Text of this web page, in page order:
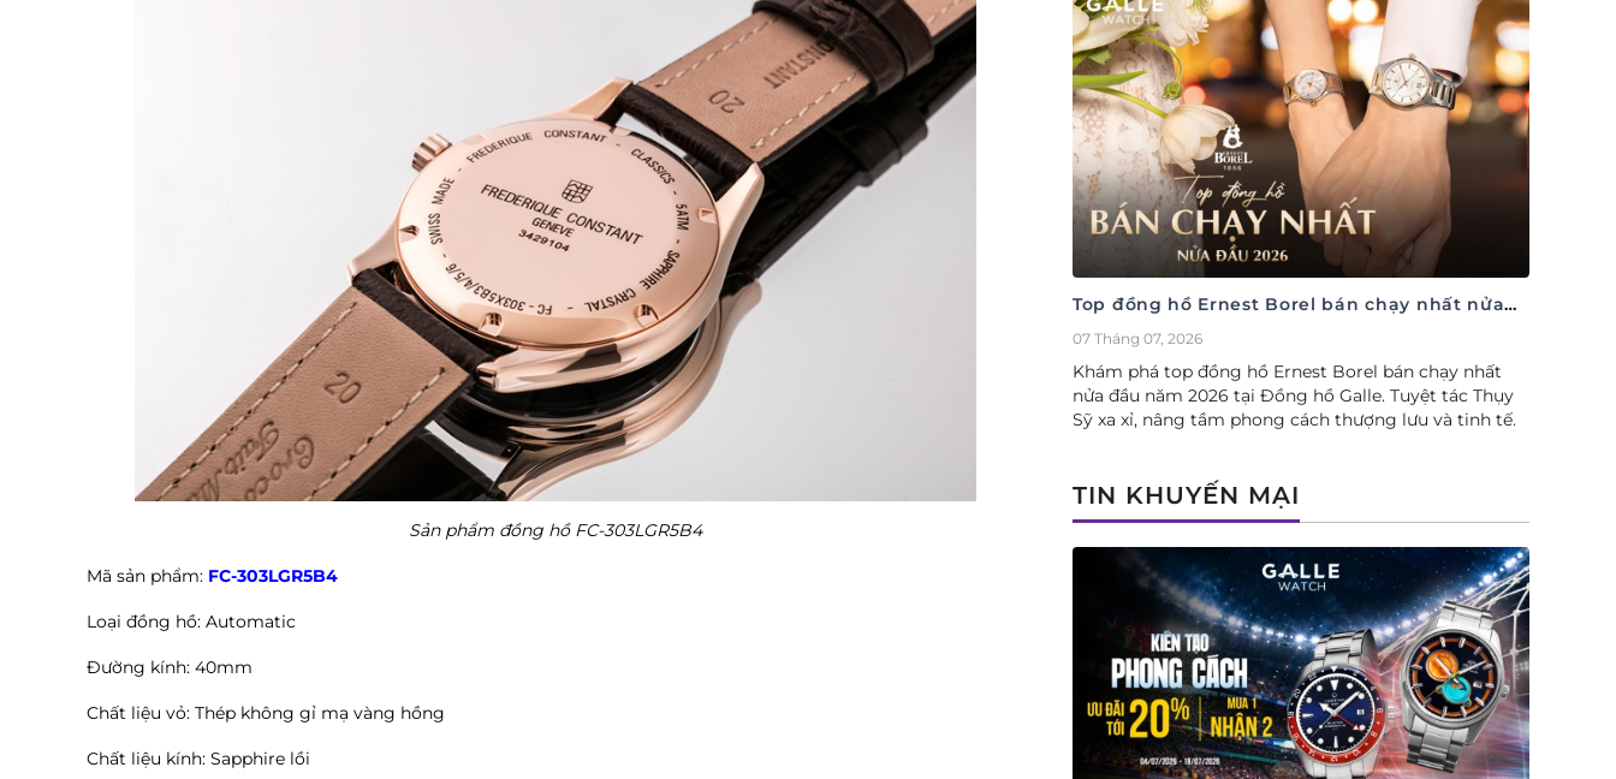
Sản phẩm đồng hồ FC-303LGR5B4
Mã sản phẩm: FC-303LGR5B4
Loại đồng hồ: Automatic
Đường kính: 40mm
Chất liệu vỏ: Thép không gỉ mạ vàng hồng
Chất liệu kính: Sapphire lồi
Top đồng hồ Ernest Borel bán chạy nhất nửa
đầu năm 2026
07 Tháng 07, 2026
Khám phá top đồng hồ Ernest Borel bán chạy nhất
nửa đầu năm 2026 tại Đồng hồ Galle. Tuyệt tác Thụy
Sỹ xa xỉ, nâng tầm phong cách thượng lưu và tinh tế.
TIN KHUYẾN MẠI